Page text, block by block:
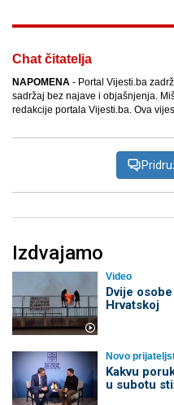
Chat čitatelja
NAPOMENA - Portal Vijesti.ba
sadržaj bez najave i objašnjenja.
redakcije portala Vijesti.ba. Ova
Izdvajamo
Video
Dvije
Hrvatskoj
Novo
Kakvu
u subotu